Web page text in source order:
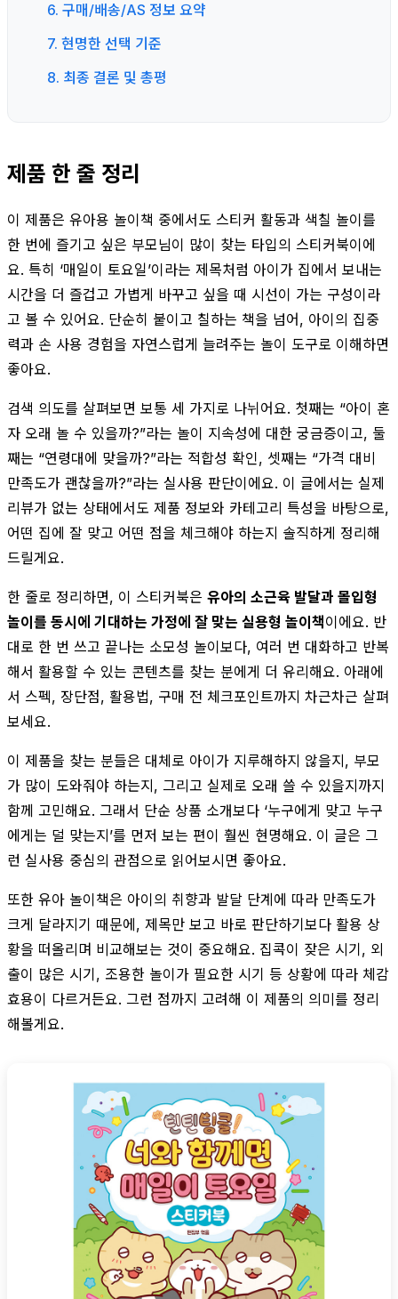
6. 구매/배송/AS 정보 요약
7. 현명한 선택 기준
8. 최종 결론 및 총평
제품 한 줄 정리
이 제품은 유아용 놀이책 중에서도 스티커 활동과 색칠 놀이를
한 번에 즐기고 싶은 부모님이 많이 찾는 타입의 스티커북이에
요. 특히 ‘매일이 토요일’이라는 제목처럼 아이가 집에서 보내는
시간을 더 즐겁고 가볍게 바꾸고 싶을 때 시선이 가는 구성이라
고 볼 수 있어요. 단순히 붙이고 칠하는 책을 넘어, 아이의 집중
력과 손 사용 경험을 자연스럽게 늘려주는 놀이 도구로 이해하면
좋아요.
검색 의도를 살펴보면 보통 세 가지로 나뉘어요. 첫째는 “아이 혼
자 오래 놀 수 있을까?”라는 놀이 지속성에 대한 궁금증이고, 둘
째는 “연령대에 맞을까?”라는 적합성 확인, 셋째는 “가격 대비
만족도가 괜찮을까?”라는 실사용 판단이에요. 이 글에서는 실제
리뷰가 없는 상태에서도 제품 정보와 카테고리 특성을 바탕으로,
어떤 집에 잘 맞고 어떤 점을 체크해야 하는지 솔직하게 정리해
드릴게요.
한 줄로 정리하면, 이 스티커북은 유아의 소근육 발달과 몰입형
놀이를 동시에 기대하는 가정에 잘 맞는 실용형 놀이책이에요. 반
대로 한 번 쓰고 끝나는 소모성 놀이보다, 여러 번 대화하고 반복
해서 활용할 수 있는 콘텐츠를 찾는 분에게 더 유리해요. 아래에
서 스펙, 장단점, 활용법, 구매 전 체크포인트까지 차근차근 살펴
보세요.
이 제품을 찾는 분들은 대체로 아이가 지루해하지 않을지, 부모
가 많이 도와줘야 하는지, 그리고 실제로 오래 쓸 수 있을지까지
함께 고민해요. 그래서 단순 상품 소개보다 ‘누구에게 맞고 누구
에게는 덜 맞는지’를 먼저 보는 편이 훨씬 현명해요. 이 글은 그
런 실사용 중심의 관점으로 읽어보시면 좋아요.
또한 유아 놀이책은 아이의 취향과 발달 단계에 따라 만족도가
크게 달라지기 때문에, 제목만 보고 바로 판단하기보다 활용 상
황을 떠올리며 비교해보는 것이 중요해요. 집콕이 잦은 시기, 외
출이 많은 시기, 조용한 놀이가 필요한 시기 등 상황에 따라 체감
효용이 다르거든요. 그런 점까지 고려해 이 제품의 의미를 정리
해볼게요.